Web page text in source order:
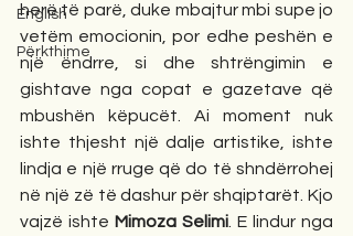
English
Përkthime
herë të parë, duke mbajtur mbi supe jo
vetëm emocionin, por edhe peshën e
një ëndrre, si dhe shtrëngimin e
gishtave nga copat e gazetave që
mbushën këpucët. Ai moment nuk
ishte thjesht një dalje artistike, ishte
lindja e një rruge që do të shndërrohej
në një zë të dashur për shqiptarët. Kjo
vajzë ishte Mimoza Selimi . E lindur nga